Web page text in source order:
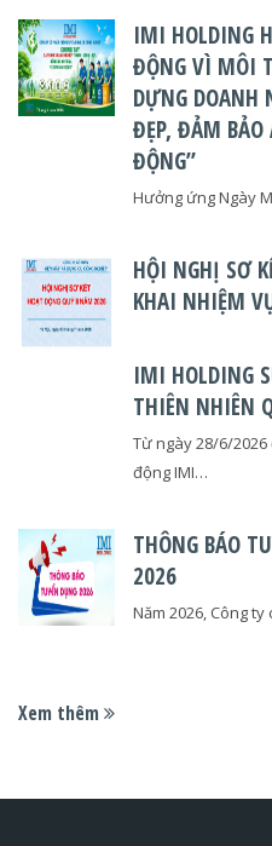
IMI HOLDING
ĐỘNG VÌ MÔI
DỰNG DOANH
ĐẸP, ĐẢM BẢO
ĐỘNG”
Hưởng ứng Ngày
HỘI NGHỊ SƠ
KHAI NHIỆM
IMI HOLDING
THIÊN NHIÊN
Từ ngày 28/6/2026
động IMI…
THÔNG BÁO
2026
Năm 2026, Công
Xem thêm